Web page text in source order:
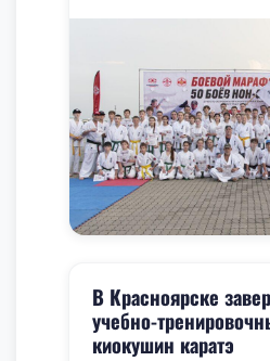
В Красноярске
учебно-
киокушин каратэ